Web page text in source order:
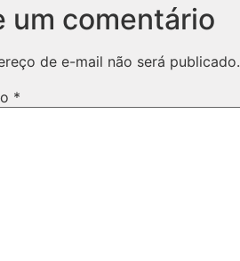
um comentário
de e-mail não será publicado.
*